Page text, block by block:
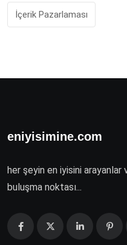
İçerik Pazarlaması
eniyisimine.com
her şeyin en iyisini
buluşma noktası...